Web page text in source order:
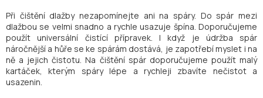
Při čištění dlažby nezapomínejte ani na spáry. Do spár mezi
dlažbou se velmi snadno a rychle usazuje špína. Doporučujeme
použít universální čistící přípravek. I když je údržba spár
náročnější a hůře se ke spárám dostává, je zapotřebí myslet i na
ně a jejich čistotu. Na čištění spár doporučujeme použít malý
kartáček, kterým spáry lépe a rychleji zbavíte nečistot a
usazenin.